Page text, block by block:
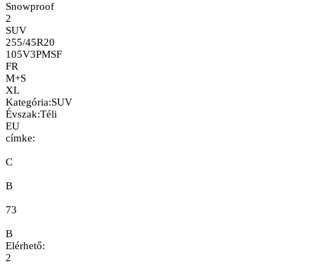
Snowproof
2
SUV
255/45R20
105V3PMSF
FR
M+S
XL
Kategória:SUV
Évszak:Téli
EU
címke:
C
B
73
B
Elérhető:
2